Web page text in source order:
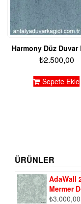
Harmony Düz Duvar
₺2.500,00
Sepete Ekle
ÜRÜNLER
AdaWall
Mermer
₺3.000,00